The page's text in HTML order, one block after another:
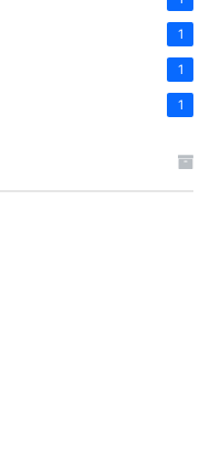
1
1
1